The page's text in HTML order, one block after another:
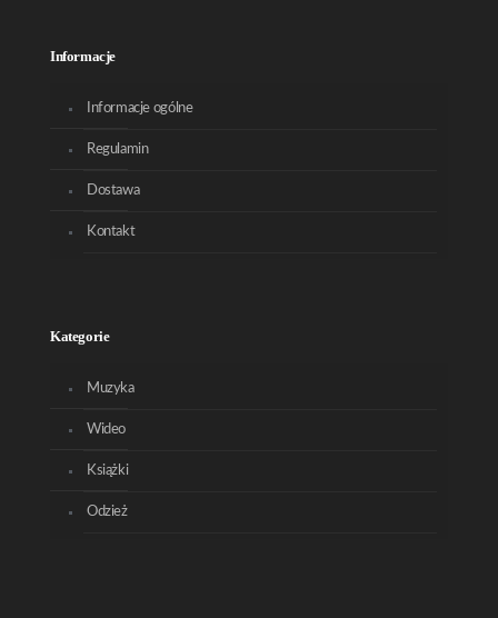
Informacje
Informacje ogólne
Regulamin
Dostawa
Kontakt
Kategorie
Muzyka
Wideo
Książki
Odzież